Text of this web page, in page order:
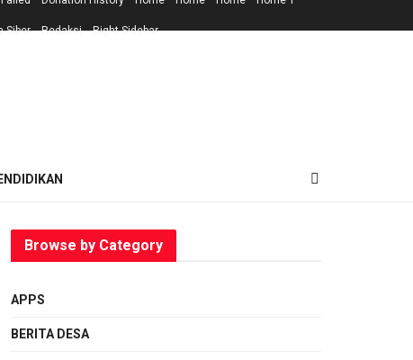
Siber Redaksi Right Sidebar
Browse by Category
APPS
BERITA DESA